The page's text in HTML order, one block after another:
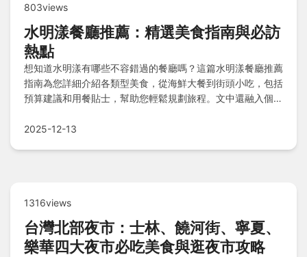
803views
水明漾餐廳推薦：精選美食指南與必訪
熱點
想知道水明漾有哪些不容錯過的餐廳嗎？這篇水明漾餐廳推薦
指南為您詳細介紹各類型美食，從海鮮大餐到街頭小吃，包括
預算建議和用餐貼士，幫助您輕鬆規劃旅程。文中還融入個人
2025-12-13
1316views
台灣北部夜市：士林、饒河街、寧夏、
樂華四大夜市必吃美食與逛夜市攻略